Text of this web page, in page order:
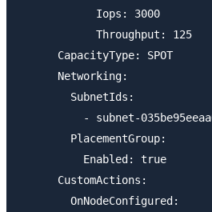
            Iops: 3000
            Throughput: 125
      CapacityType: SPOT
      Networking:
        SubnetIds:
- subnet-
        PlacementGroup:
          Enabled: true
      CustomActions:
        OnNodeConfigured: